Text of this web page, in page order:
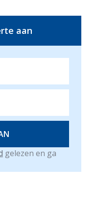
aan
gelezen en ga